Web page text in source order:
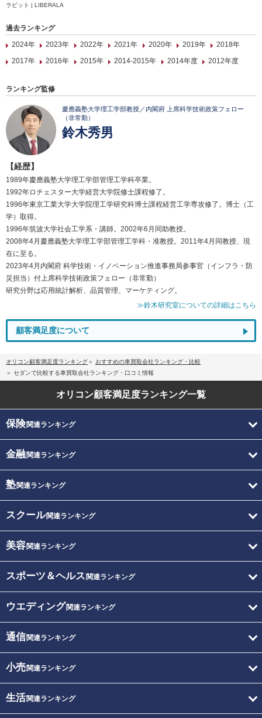
ラビット | LIBERALA
過去ランキング
2024年
2023年 2022年 2021年 2020年 2019年
2018年
2017年
2016年 2015年 2014-2015年 2014年度 2012年度
ランキング監修
慶應義塾大学理工学部教授／内閣府 上席科学技術政策フェロー
（非常勤）
鈴木秀男
【経歴】
1989年慶應義塾大学理工学部管理工学科卒業。
1992年ロチェスター大学経営大学院修士課程修了。
1996年東京工業大学大学院理工学研究科博士課程経営工学専攻修了。博士（工
学）取得。
1996年筑波大学社会工学系・講師。2002年6月同助教授。
2008年4月慶應義塾大学理工学部管理工学科・准教授。2011年4月同教授、現
在に至る。
2023年4月内閣府 科学技術・イノベーション推進事務局参事官（インフラ・防
災担当）付上席科学技術政策フェロー（非常勤）
研究分野は応用統計解析、品質管理、マーケティング。
≫鈴木研究室についての詳細はこちら
顧客満足度について
オリコン顧客満足度ランキング
おすすめの車買取会社ランキング・比較
セダンで比較する車買取会社ランキング・口コミ情報
オリコン顧客満足度ランキング一覧
保険関連ランキング
金融関連ランキング
塾関連ランキング
スクール関連ランキング
美容関連ランキング
スポーツ＆ヘルス 関連ランキング
ウエディング関連ランキング
通信関連ランキング
小売関連ランキング
生活関連ランキング